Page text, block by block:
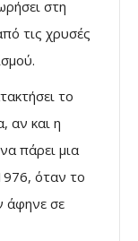
στη
τις χρυσές
το
αν και η
πάρει μια
όταν το
άφηνε σε